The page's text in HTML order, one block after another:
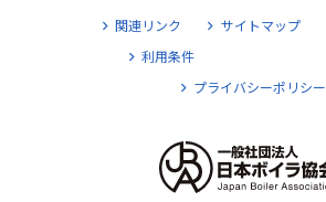
関連リンク
サイトマップ
利用条件
プライバシーポリシー